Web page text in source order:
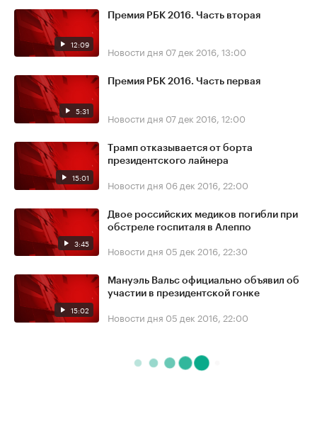
12:09
Премия РБК 2016. Часть вторая
Новости дня 07 дек 2016, 13:00
5:31
Премия РБК 2016. Часть первая
Новости дня 07 дек 2016, 12:00
15:01
Трамп отказывается от борта
президентского лайнера
Новости дня 06 дек 2016, 22:00
3:45
Двое российских медиков погибли при
обстреле госпиталя в Алеппо
Новости дня 05 дек 2016, 22:30
15:02
Мануэль Вальс официально объявил об
участии в президентской гонке
Новости дня 05 дек 2016, 22:00